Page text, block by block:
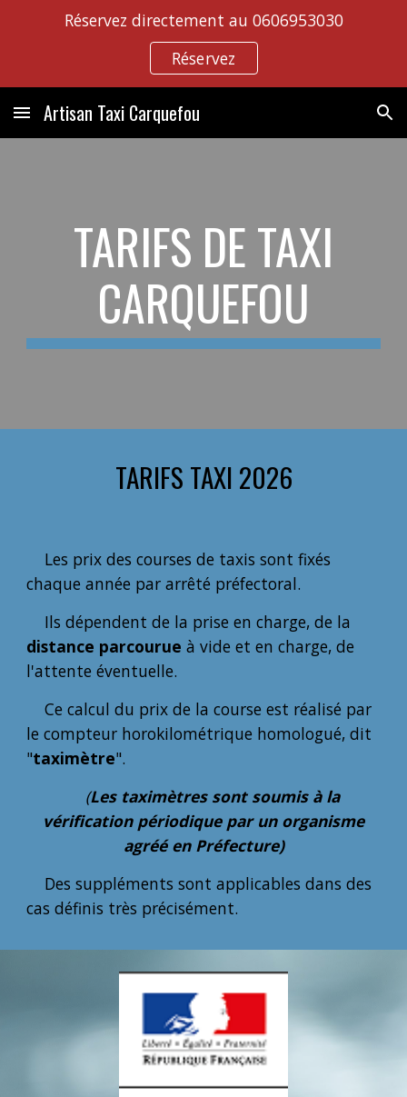
Réservez directement au 0606953030
Réservez
Artisan Taxi Carquefou
TARIFS DE TAXI
CARQUEFOU
TARIFS TAXI 2026
Les prix des courses de taxis sont fixés
chaque année par arrêté préfectoral.
Ils dépendent de la prise en charge, de la
distance parcourue à vide et en charge, de
l'attente éventuelle.
Ce calcul du prix de la course est réalisé par
le compteur horokilométrique homologué, dit
"taximètre".
(Les taximètres sont soumis à la
vérification périodique par un organisme
agréé en Préfecture)
Des suppléments sont applicables dans des
cas définis très précisément.